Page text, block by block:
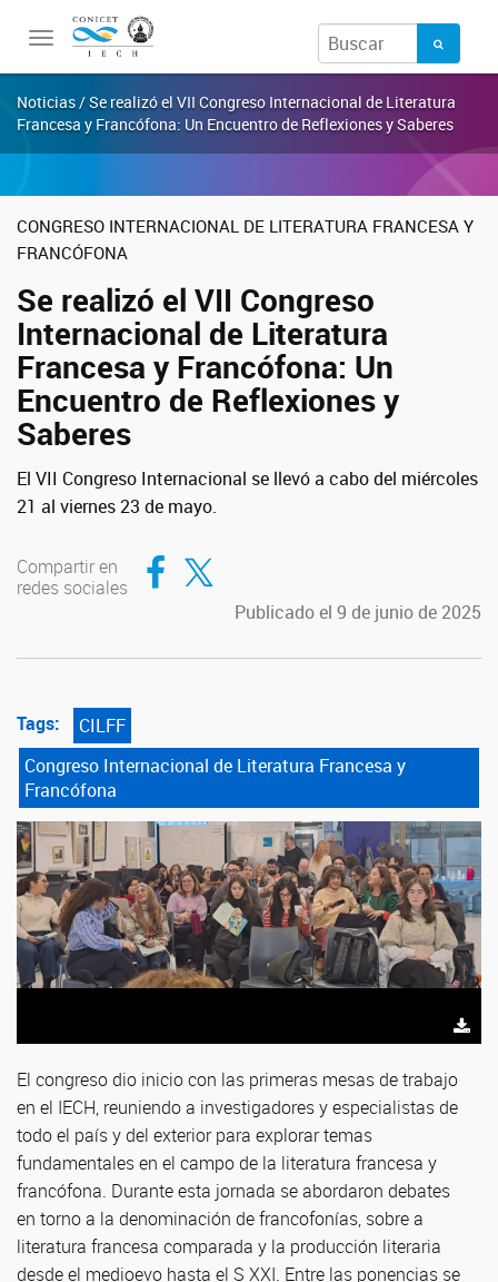
Toggle
Noticias / Se realizó el VII Congreso Internacional de Literatura
Francesa y Francófona: Un Encuentro de Reflexiones y Saberes
CONGRESO INTERNACIONAL DE LITERATURA FRANCESA Y
FRANCÓFONA
Se realizó el VII Congreso
Internacional de Literatura
Francesa y Francófona: Un
Encuentro de Reflexiones y
Saberes
El VII Congreso Internacional se llevó a cabo del miércoles
21 al viernes 23 de mayo.
Compartir en
redes sociales
Compartir en Facebook
Compartir en Twitter
Publicado el 9 de junio de 2025
Tags:
CILFF
Congreso Internacional de Literatura Francesa y
Francófona
El congreso dio inicio con las primeras mesas de trabajo
en el IECH, reuniendo a investigadores y especialistas de
todo el país y del exterior para explorar temas
fundamentales en el campo de la literatura francesa y
francófona. Durante esta jornada se abordaron debates
en torno a la denominación de francofonías, sobre a
literatura francesa comparada y la producción literaria
desde el medioevo hasta el S XXI. Entre las ponencias se